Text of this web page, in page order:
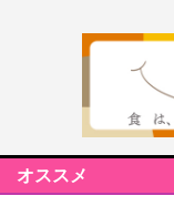
オススメ